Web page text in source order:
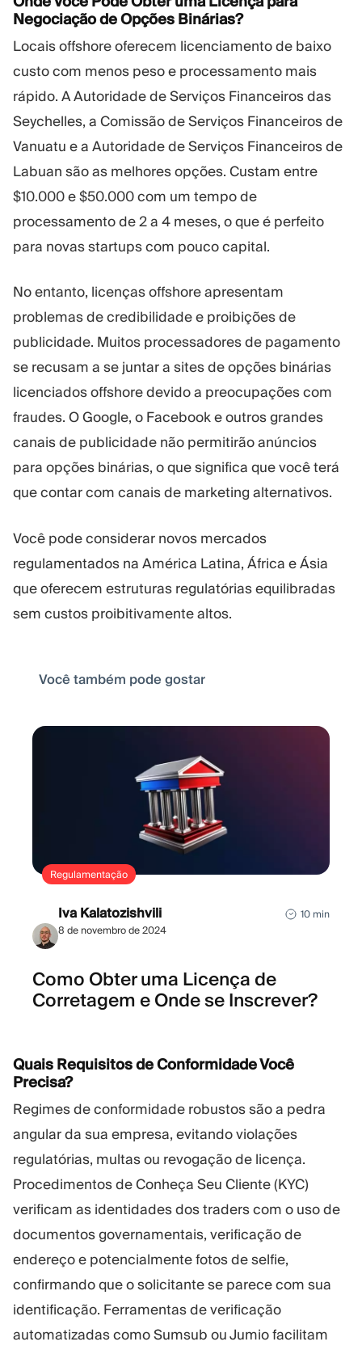
Negociação de Opções Binárias?
Locais offshore oferecem licenciamento de baixo
custo com menos peso e processamento mais
rápido. A Autoridade de Serviços Financeiros das
Seychelles, a Comissão de Serviços Financeiros de
Vanuatu e a Autoridade de Serviços Financeiros de
Labuan são as melhores opções. Custam entre
$10.000 e $50.000 com um tempo de
processamento de 2 a 4 meses, o que é perfeito
para novas startups com pouco capital.
No entanto, licenças offshore apresentam
problemas de credibilidade e proibições de
publicidade. Muitos processadores de pagamento
se recusam a se juntar a sites de opções binárias
licenciados offshore devido a preocupações com
fraudes. O Google, o Facebook e outros grandes
canais de publicidade não permitirão anúncios
para opções binárias, o que significa que você terá
que contar com canais de marketing alternativos.
Você pode considerar novos mercados
regulamentados na América Latina, África e Ásia
que oferecem estruturas regulatórias equilibradas
sem custos proibitivamente altos.
Você também pode gostar
Regulamentação
Iva Kalatozishvili
8 de novembro de 2024
10 min
Como Obter uma Licença de
Corretagem e Onde se Inscrever?
Quais Requisitos de Conformidade Você
Precisa?
Regimes de conformidade robustos são a pedra
angular da sua empresa, evitando violações
regulatórias, multas ou revogação de licença.
Procedimentos de Conheça Seu Cliente (KYC)
verificam as identidades dos traders com o uso de
documentos governamentais, verificação de
endereço e potencialmente fotos de selfie,
confirmando que o solicitante se parece com sua
identificação. Ferramentas de verificação
automatizadas como Sumsub ou Jumio facilitam